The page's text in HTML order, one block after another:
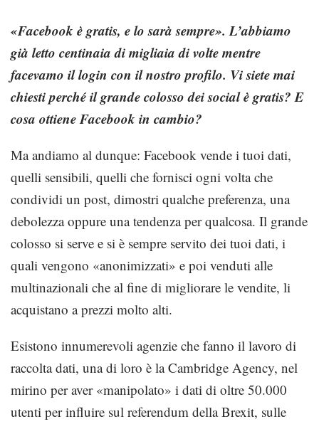
«Facebook è gratis, e lo sarà sempre». L’abbiamo
già letto centinaia di migliaia di volte mentre
facevamo il login con il nostro profilo. Vi siete mai
chiesti perché il grande colosso dei social è gratis? E
cosa ottiene Facebook in cambio?
Ma andiamo al dunque: Facebook vende i tuoi dati,
quelli sensibili, quelli che fornisci ogni volta che
condividi un post, dimostri qualche preferenza, una
debolezza oppure una tendenza per qualcosa. Il grande
colosso si serve e si è sempre servito dei tuoi dati, i
quali vengono «anonimizzati» e poi venduti alle
multinazionali che al fine di migliorare le vendite, li
acquistano a prezzi molto alti.
Esistono innumerevoli agenzie che fanno il lavoro di
raccolta dati, una di loro è la Cambridge Agency, nel
mirino per aver «manipolato» i dati di oltre 50.000
utenti per influire sul referendum della Brexit, sulle